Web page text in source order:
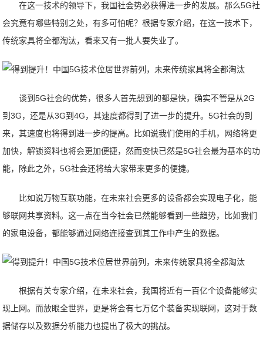
在这一技术的领导下，我国社会势必获得进一步的发展。那么5G社
会究竟有哪些特别之处，有多可怕呢？根据专家介绍，在这一技术下，
传统家具将全都淘汰，看来又有一批人要失业了。
谈到5G社会的优势，很多人首先想到的都是快，确实不管是从2G
到3G，还是从3G到4G，其速度都得到了进一步的提升。5G社会的到
来，其速度也将得到进一步的提高。比如说我们使用的手机，网络将更
加快，解锁资料也将会更加便捷，然而变快已然是5G社会最为基本的功
能，除此之外，5G社会还将给大家带来更多的便捷。
比如说万物互联功能，在未来社会更多的设备都会实现电子化，能
够联网共享资料。这一点在当今社会已然能够看到一些趋势，比如我们
的家电设备，都能够通过网络连接查到其工作中产生的数据。
​根据有关专家介绍，在未来社会，我国将近有一百亿个设备能够实
现上网。而放眼全世界，更是将会有七万亿个装备实现联网，这对于数
据储存以及数据分析能力也提出了极大的挑战。